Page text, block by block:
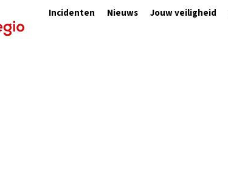
Incidenten Nieuws Jouw veiligheid